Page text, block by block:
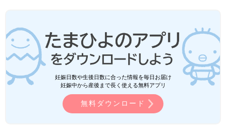
妊娠日数や生後日数に合った情報を毎日お届け
妊娠中から産後まで長く使える無料アプリ
無料ダウンロード